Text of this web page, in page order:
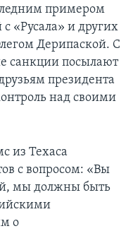
примером
«Русала» и других
Дерипаской. С
санкции посылают
президента
над своими
из Техаса
с вопросом: «Вы
мы должны быть
о